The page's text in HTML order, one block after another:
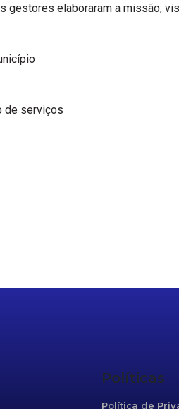
elaboraram a missão,
de serviços
Políticas
Política de